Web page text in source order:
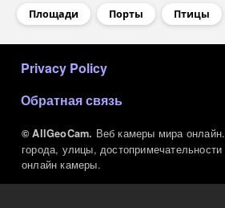
Площади Порты Птицы
Privacy Policy
Обратная связь
© AllGeoCam. Веб камеры мира
города, улицы,
онлайн камеры.